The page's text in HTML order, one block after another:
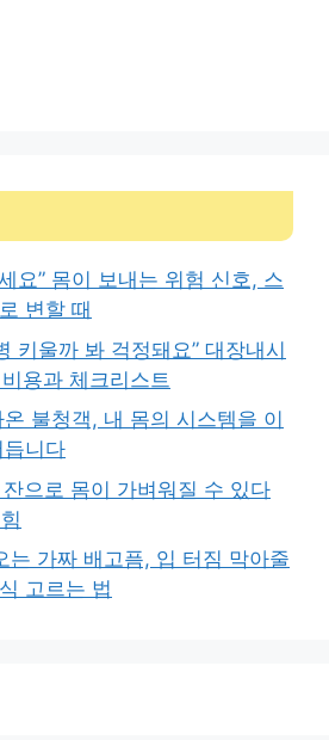
요” 몸이 보내는 위험 신호, 스
변할 때
키울까 봐 걱정돼요” 대장내시
용과 체크리스트
불청객, 내 몸의 시스템을 이
니다
잔으로 몸이 가벼워질 수 있다
는 가짜 배고픔, 입 터짐 막아줄
고르는 법